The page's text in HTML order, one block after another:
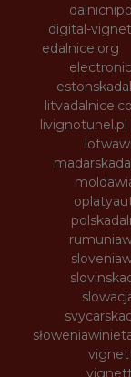
digital-
edalnice.org
livignotunel.pl